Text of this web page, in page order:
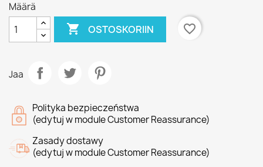
Määrä
 OSTOSKORIIN favorite_border
Jaa
Polityka bezpieczeństwa
(edytuj w module Customer Reassurance)
Zasady dostawy
(edytuj w module Customer Reassurance)